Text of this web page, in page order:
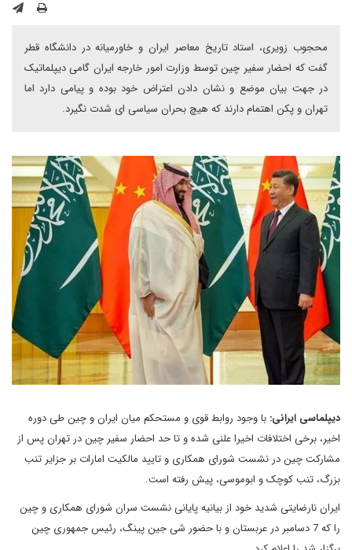
محجوب زویری، استاد تاریخ معاصر ایران و خاورمیانه در دانشگاه قطر
گفت که احضار سفیر چین توسط وزارت امور خارجه ایران گامی دیپلماتیک
در جهت بیان موضع و نشان دادن اعتراض خود بوده و پیامی دارد اما
تهران و پکن اهتمام دارند که هیچ بحران سیاسی ای شدت نگیرد.
دیپلماسی ایرانی: با وجود روابط قوی و مستحکم میان ایران و چین طی دوره
اخیر، برخی اختلافات اخیرا علنی شده و تا حد احضار سفیر چین در تهران پس از
مشارکت چین در نشست شورای همکاری و تایید مالکیت امارات بر جزایر تنب
بزرگ، تنب کوچک و ابوموسی، پیش رفته است.
ایران نارضایتی شدید خود از بیانیه پایانی نشست سران شورای همکاری و چین
را که 7 دسامبر در عربستان و با حضور شی جین پینگ، رئیس جمهوری چین